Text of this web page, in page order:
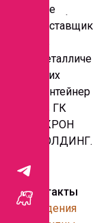
реестре
поставщик
металличе
ских
контейнер
ов ГК
АКРОН
ХОЛДИНГ.
Контакты
Сведения